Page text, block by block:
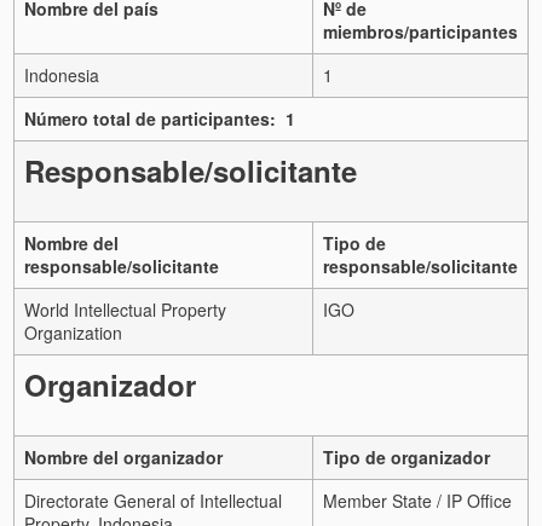
Nombre del país
Nº de
miembros/participantes
Indonesia
1
Número total de participantes: 1
Responsable/solicitante
Nombre del
responsable/solicitante
Tipo de
responsable/solicitante
World Intellectual Property
Organization
IGO
Organizador
Nombre del organizador
Tipo de organizador
Directorate General of Intellectual
Member State / IP Office